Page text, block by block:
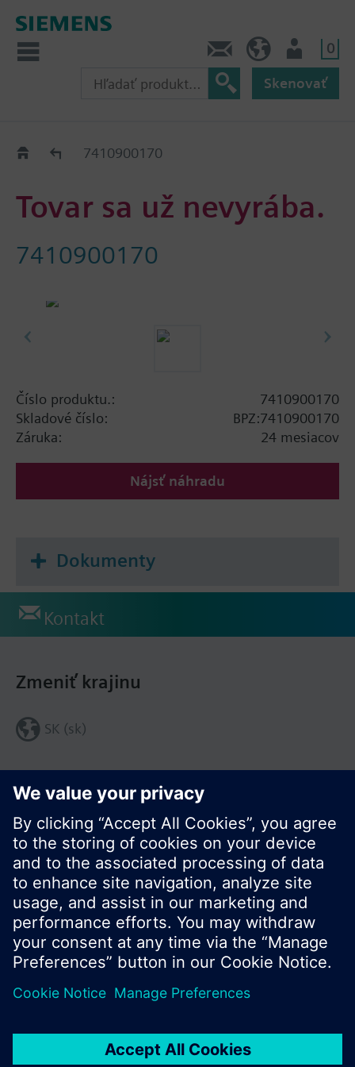
0
Skenovať
Old2New7410900170
Tovar sa už nevyrába.
7410900170
Číslo produktu.:
7410900170
Skladové číslo:
BPZ:7410900170
Záruka:
24 mesiacov
Nájsť náhradu
Dokumenty
Kontakt
Zdieľať túto stránku:
Zmeniť krajinu
SK (sk)
© Siemens Switzerland Ltd. 2016
rôznych krajinách.